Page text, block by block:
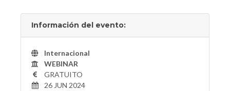
Información del evento:
Internacional
WEBINAR
GRATUITO
26 JUN 2024